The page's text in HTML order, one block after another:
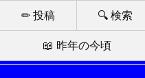
✏ 投稿 🔍 検索
📖 昨年の今頃